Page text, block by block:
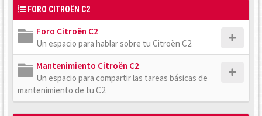
FORO CITROËN C2
Foro Citroën C2
Un espacio para hablar sobre tu Citroën C2.
Mantenimiento Citroën C2
Un espacio para compartir las tareas básicas de
mantenimiento de tu C2.